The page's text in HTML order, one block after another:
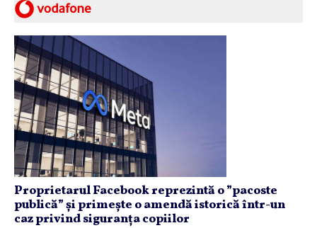
Proprietarul Facebook reprezintă o ”pacoste
publică” și primește o amendă istorică într-un
caz privind siguranța copiilor